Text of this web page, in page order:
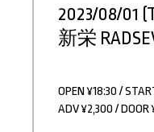
2023/08/01
新栄
OPEN ¥18:30 /
ADV ¥2,300 / DOOR